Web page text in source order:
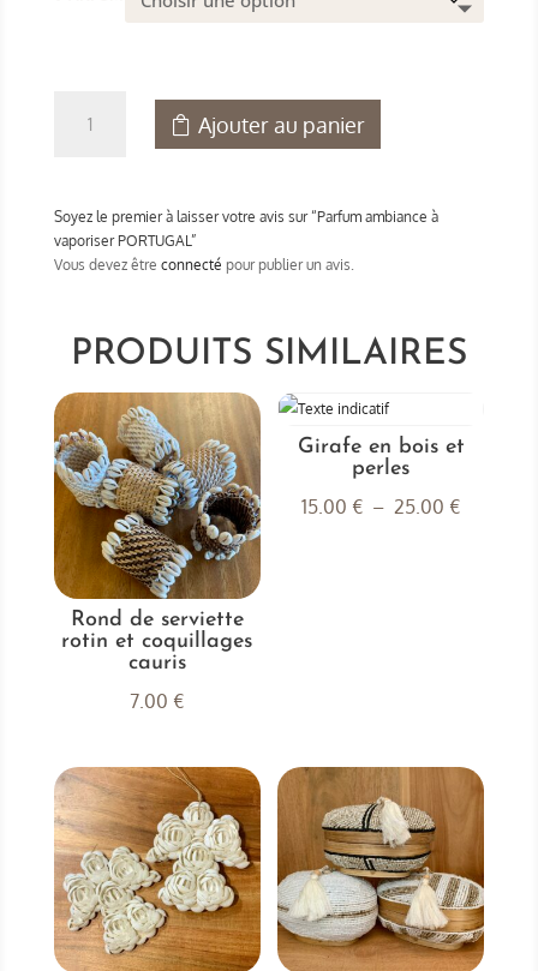
à
vaporiser
PORTUGAL
Ajouter au panier
Soyez le premier à laisser votre avis sur “Parfum ambiance à
vaporiser PORTUGAL”
Vous devez être connecté pour publier un avis.
PRODUITS SIMILAIRES
Rond de serviette
rotin et coquillages
cauris
7.00 €
Girafe en bois et
perles
15.00 € – 25.00 €Plage